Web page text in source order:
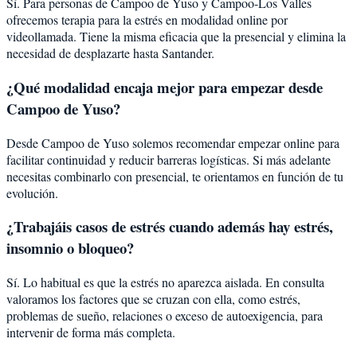
ofrecemos terapia para la estrés en modalidad online por
videollamada. Tiene la misma eficacia que la presencial y elimina la
necesidad de desplazarte hasta Santander.
¿Qué modalidad encaja mejor para empezar desde
Campoo de Yuso?
Desde Campoo de Yuso solemos recomendar empezar online para
facilitar continuidad y reducir barreras logísticas. Si más adelante
necesitas combinarlo con presencial, te orientamos en función de tu
evolución.
¿Trabajáis casos de estrés cuando además hay estrés,
insomnio o bloqueo?
Sí. Lo habitual es que la estrés no aparezca aislada. En consulta
valoramos los factores que se cruzan con ella, como estrés,
problemas de sueño, relaciones o exceso de autoexigencia, para
intervenir de forma más completa.